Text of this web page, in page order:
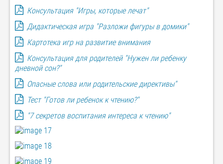
Консультация "Игры, которые лечат"
Дидактическая игра "Разложи фигуры в домики"
Картотека игр на развитие внимания
Консультация для родителей "Нужен ли ребенку
дневной сон?"
Опасные слова или родительские директивы"
Тест "Готов ли ребенок к чтению?"
"7 секретов воспитания интереса к чтению"